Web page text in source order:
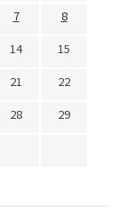
7
8
14
15
21
22
28
29